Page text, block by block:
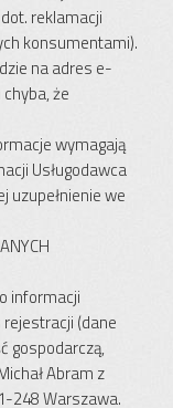
reklamacji
konsumentami).
na adres e-
że
wymagają
Usługodawca
uzupełnienie we
informacji
(dane
gospodarczą,
Abram z
248 Warszawa.